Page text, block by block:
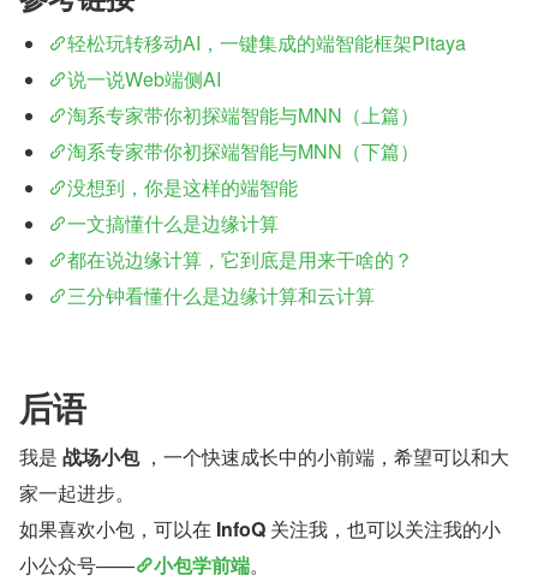
轻松玩转移动AI，一键集成的端智能框架Pitaya
说一说Web端侧AI
淘系专家带你初探端智能与MNN（上篇）
淘系专家带你初探端智能与MNN（下篇）
没想到，你是这样的端智能
一文搞懂什么是边缘计算
都在说边缘计算，它到底是用来干啥的？
三分钟看懂什么是边缘计算和云计算
后语
我是 战场小包 ，一个快速成长中的小前端，希望可以和大
家一起进步。
如果喜欢小包，可以在 InfoQ 关注我，也可以关注我的小
小公众号——
小包学前端。